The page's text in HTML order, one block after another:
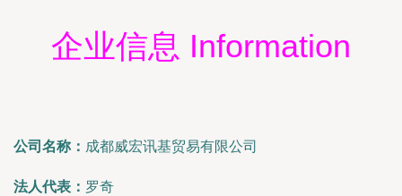
企业信息 Information
公司名称： 成都威宏讯基贸易有限公司
法人代表： 罗奇